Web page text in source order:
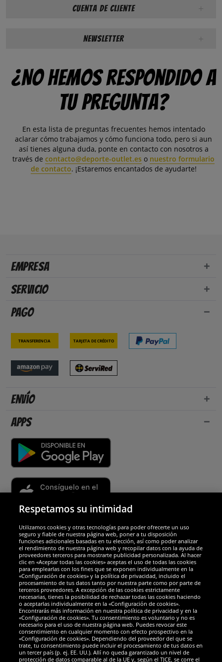
Cuenta de cliente
Newsletter
¿No hemos respondido a
tu pregunta?
En esta lista de preguntas frecuentes hemos intentado
aclarar cómo trabajamos y cómo funciona todo, pero si aun
así tienes alguna duda, ponte en contacto con nosotros a
través de contacto@deporte-outlet.es o nuestro formulario
de contacto. ¡Estaremos encantados de ayudarte!
Empresa
Servicio
Pago
Transferencia Tarjeta de crédito
Envío
Apps
Socios y seguridad
Galardones
Respetamos su intimidad
Utilizamos cookies y otras tecnologías para poder ofrecerte un uso
seguro y fiable de nuestra página web, poner a tu disposición
funciones adicionales basadas en tu elección, así como poder analizar
el rendimiento de nuestra página web y recopilar datos con la ayuda de
proveedores terceros para mostrarte publicidad personalizada. Al hacer
clic en «Aceptar todas las cookies» aceptas el uso de todas las cookies
para emplearlas con los fines que se exponen individualmente en la
«Configuración de cookies» y la política de privacidad, incluido el
procesamiento de tus datos tanto por nuestra parte como por parte de
terceros proveedores. A excepción de las cookies estrictamente
necesarias, tienes la posibilidad de rechazar todas las cookies haciendo
o aceptarlas individualmente en la «Configuración de cookies».
Encontrarás más información en nuestra política de privacidad y en la
«Configuración de cookies». Tu consentimiento es voluntario y no es
necesario para el uso de nuestra página web. Puedes revocar este
consentimiento en cualquier momento con efecto prospectivo en la
«Configuración de cookies». Dependiendo del proveedor del que se
trate, tu consentimiento puede incluir el procesamiento de tus datos en
un tercer país (p. ej. EE. UU.). Allí no queda garantizado un nivel de
protección de datos comparable al de la UE y, según el TJCE, se corre el